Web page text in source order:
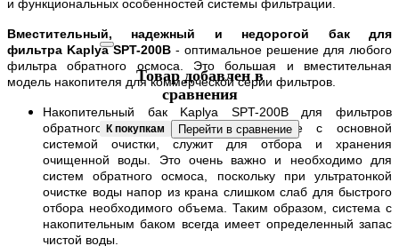
и функциональных особенностей системы фильтрации.
Вместительный, надежный и недорогой бак для
фильтра Kaplya SPT-200B - оптимальное решение для любого
фильтра обратного осмоса. Это большая и вместительная
модель накопителя для коммерческой серии фильтров.
Накопительный бак Kaplya SPT-200B для фильтров
обратного осмоса монтируется вместе с основной
системой очистки, служит для отбора и хранения
очищенной воды. Это очень важно и необходимо для
систем обратного осмоса, поскольку при ультратонкой
очистке воды напор из крана слишком слаб для быстрого
отбора необходимого объема. Таким образом, система с
накопительным баком всегда имеет определенный запас
чистой воды.
Товар добавлен в
сравнения
К покупкам Перейти в сравнение